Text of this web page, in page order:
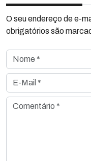
O seu endereço de e-
obrigatórios são
Nome *
E-Mail *
Comentário *